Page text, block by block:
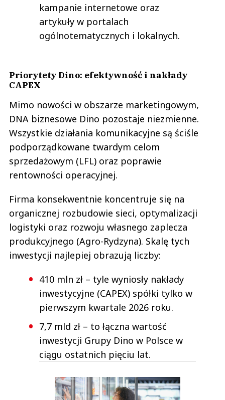
kampanie internetowe oraz
artykuły w portalach
ogólnotematycznych i lokalnych.
Priorytety Dino: efektywność i nakłady
CAPEX
Mimo nowości w obszarze marketingowym,
DNA biznesowe Dino pozostaje niezmienne.
Wszystkie działania komunikacyjne są ściśle
podporządkowane twardym celom
sprzedażowym (LFL) oraz poprawie
rentowności operacyjnej.
Firma konsekwentnie koncentruje się na
organicznej rozbudowie sieci, optymalizacji
logistyki oraz rozwoju własnego zaplecza
produkcyjnego (Agro-Rydzyna). Skalę tych
inwestycji najlepiej obrazują liczby:
410 mln zł – tyle wyniosły nakłady
inwestycyjne (CAPEX) spółki tylko w
pierwszym kwartale 2026 roku.
7,7 mld zł – to łączna wartość
inwestycji Grupy Dino w Polsce w
ciągu ostatnich pięciu lat.